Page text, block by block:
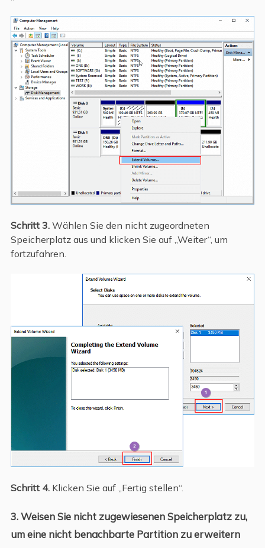
Schritt 3.Wählen Sie den nicht zugeordneten
Speicherplatz aus und klicken Sie auf „Weiter“, um
fortzufahren.
Schritt 4.Klicken Sie auf „Fertig stellen“.
3. Weisen Sie nicht zugewiesenen Speicherplatz zu,
um eine nicht benachbarte Partition zu erweitern